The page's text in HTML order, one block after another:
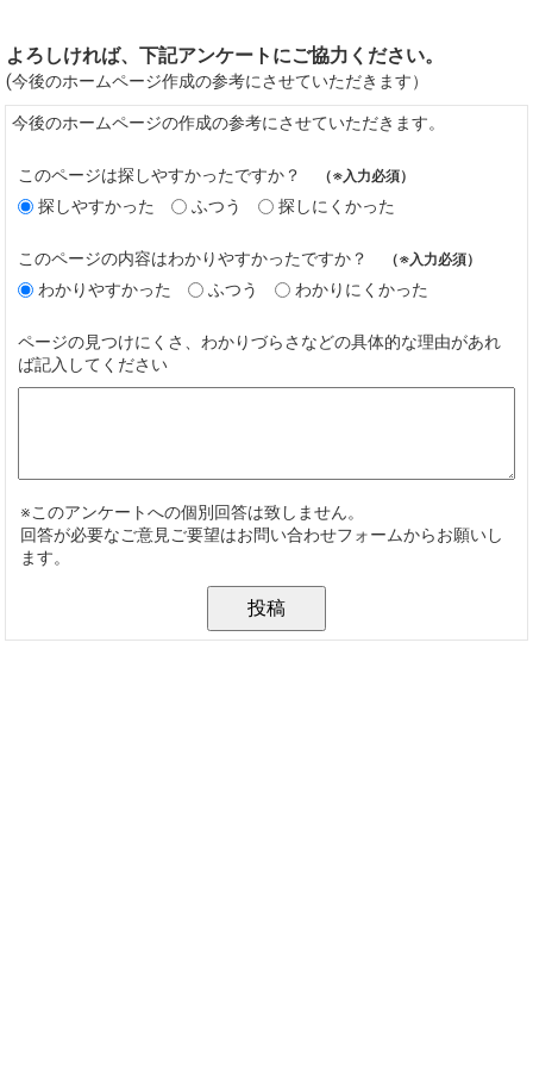
よろしければ、下記アンケートにご協力ください。
(今後のホームページ作成の参考にさせていただきます）
今後のホームページの作成の参考にさせていただきます。
このページは探しやすかったですか？ （※入力必須）
探しやすかった ふつう 探しにくかった
このページの内容はわかりやすかったですか？ （※入力必須）
わかりやすかった ふつう わかりにくかった
ページの見つけにくさ、わかりづらさなどの具体的な理由があれ
ば記入してください
※このアンケートへの個別回答は致しません。
回答が必要なご意見ご要望はお問い合わせフォームからお願いし
ます。